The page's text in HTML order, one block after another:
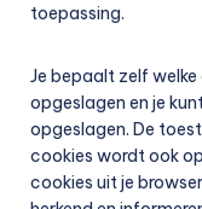
toepassing.
Je bepaalt zelf
opgeslagen en je
opgeslagen. De
cookies wordt ook
cookies uit je